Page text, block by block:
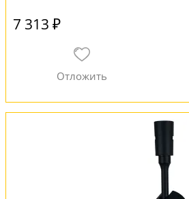
7 313 ₽